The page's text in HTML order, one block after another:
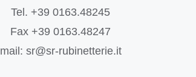
Tel. +39 0163.48245
Fax +39 0163.48247
mail: sr@sr-rubinetterie.it